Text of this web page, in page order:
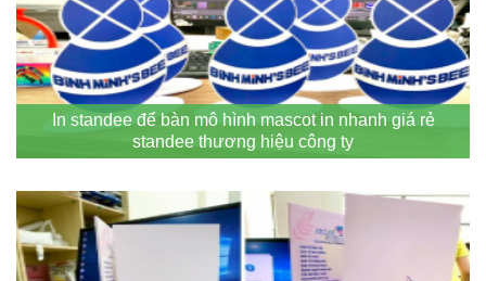
In standee để bàn mô hình mascot in nhanh giá rẻ
standee thương hiệu công ty